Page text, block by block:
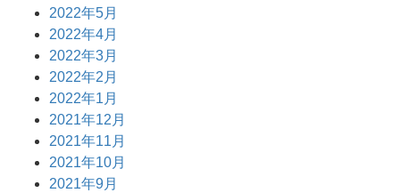
2022年5月
2022年4月
2022年3月
2022年2月
2022年1月
2021年12月
2021年11月
2021年10月
2021年9月